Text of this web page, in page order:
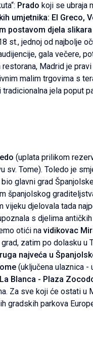
Prado koji se ubraja
umjetnika: El Greco,
postavom djela
st., jednoj od najbolje
gala večere,
Madrid je pravi
malim trgovima s
jela poput
(uplata prilikom
sv. Tome). Toledo je
glavni grad
španjolskog
djelovala tada
s djelima
otići na vidikovac
zatim po dolasku u
najveća u
(uključena ulaznica -
Blanca - Plaza
Za sve koji će ostati u
gradskih parkova